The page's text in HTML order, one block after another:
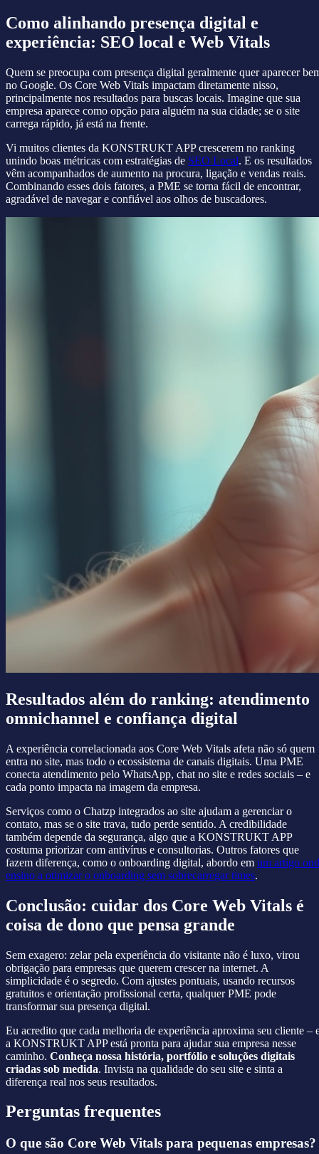
Como alinhando presença digital e
experiência: SEO local e Web Vitals
Quem se preocupa com presença digital geralmente quer aparecer
no Google. Os Core Web Vitals impactam diretamente nisso,
principalmente nos resultados para buscas locais. Imagine que sua
empresa aparece como opção para alguém na sua cidade; se o site
carrega rápido, já está na frente.
Vi muitos clientes da KONSTRUKT APP crescerem no ranking
unindo boas métricas com estratégias de SEO Local. E os resultados
vêm acompanhados de aumento na procura, ligação e vendas reais.
Combinando esses dois fatores, a PME se torna fácil de encontrar,
agradável de navegar e confiável aos olhos de buscadores.
Resultados além do ranking: atendimento
omnichannel e confiança digital
A experiência correlacionada aos Core Web Vitals afeta não só quem
entra no site, mas todo o ecossistema de canais digitais. Uma PME
conecta atendimento pelo WhatsApp, chat no site e redes sociais – e
cada ponto impacta na imagem da empresa.
Serviços como o Chatzp integrados ao site ajudam a gerenciar o
contato, mas se o site trava, tudo perde sentido. A credibilidade
também depende da segurança, algo que a KONSTRUKT APP
costuma priorizar com antivírus e consultorias. Outros fatores que
fazem diferença, como o onboarding digital, abordo em um artigo
ensino a otimizar o onboarding sem sobrecarregar times.
Conclusão: cuidar dos Core Web Vitals é
coisa de dono que pensa grande
Sem exagero: zelar pela experiência do visitante não é luxo, virou
obrigação para empresas que querem crescer na internet. A
simplicidade é o segredo. Com ajustes pontuais, usando recursos
gratuitos e orientação profissional certa, qualquer PME pode
transformar sua presença digital.
Eu acredito que cada melhoria de experiência aproxima seu cliente –
a KONSTRUKT APP está pronta para ajudar sua empresa nesse
caminho. Conheça nossa história, portfólio e soluções digitais
criadas sob medida. Invista na qualidade do seu site e sinta a
diferença real nos seus resultados.
Perguntas frequentes
O que são Core Web Vitals para pequenas empresas?